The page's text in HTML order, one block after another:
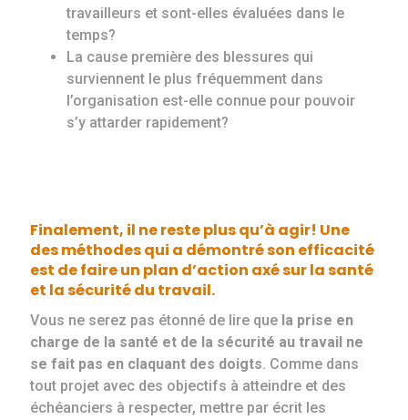
travailleurs et sont-elles évaluées dans le
temps?
La cause première des blessures qui
surviennent le plus fréquemment dans
l’organisation est-elle connue pour pouvoir
s’y attarder rapidement?
Finalement, il ne reste plus qu’à agir! Une
des méthodes qui a démontré son efficacité
est defaire un plan d’action axé sur la santé
et la sécurité du travail.
Vous ne serez pas étonné de lire que la prise en
charge de la santé et de la sécurité au travail ne
se fait pas en claquant des doigts. Comme dans
tout projet avec des objectifs à atteindre et des
échéanciers à respecter, mettre par écrit les